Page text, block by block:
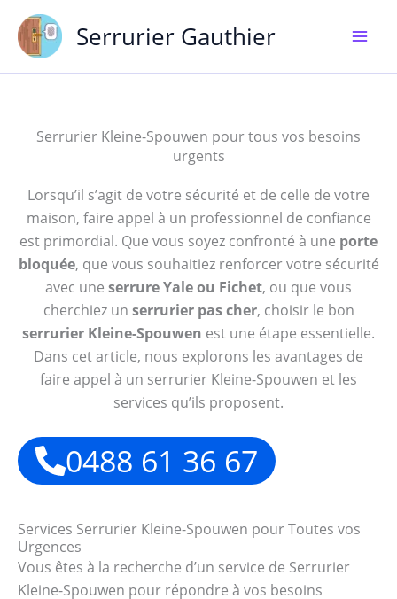
contenu
Serrurier Gauthier
Serrurier Kleine-Spouwen pour tous vos besoins
urgents
Lorsqu’il s’agit de votre sécurité et de celle de votre
maison, faire appel à un professionnel de confiance
est primordial. Que vous soyez confronté à une porte
bloquée, que vous souhaitiez renforcer votre sécurité
avec une serrure Yale ou Fichet, ou que vous
cherchiez un serrurier pas cher, choisir le bon
serrurier Kleine-Spouwen est une étape essentielle.
Dans cet article, nous explorons les avantages de
faire appel à un serrurier Kleine-Spouwen et les
services qu’ils proposent.
0488 61 36 67
Services Serrurier Kleine-Spouwen pour Toutes vos
Urgences
Vous êtes à la recherche d’un service de Serrurier
Kleine-Spouwen pour répondre à vos besoins